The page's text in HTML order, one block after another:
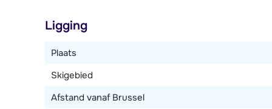
Ligging
Plaats
Skigebied
Afstand vanaf Brussel